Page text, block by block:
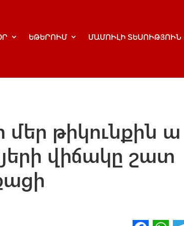
ԵԹԵՐՈՒՄ ՄԱՄՈՒԼԻ ՏԵՍՈՒԹՅՈՒՆ
թիկունքին ա
վիճակը շատ